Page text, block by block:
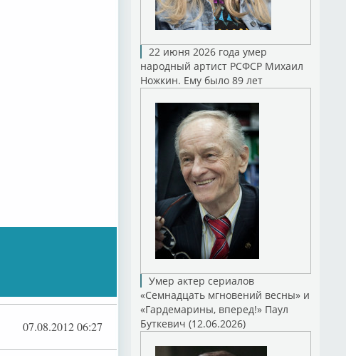
07.08.2012 06:27
22 июня 2026 года умер
народный артист РСФСР Михаил
Ножкин. Ему было 89 лет
Умер актер сериалов
«Семнадцать мгновений весны» и
«Гардемарины, вперед!» Паул
Буткевич (12.06.2026)